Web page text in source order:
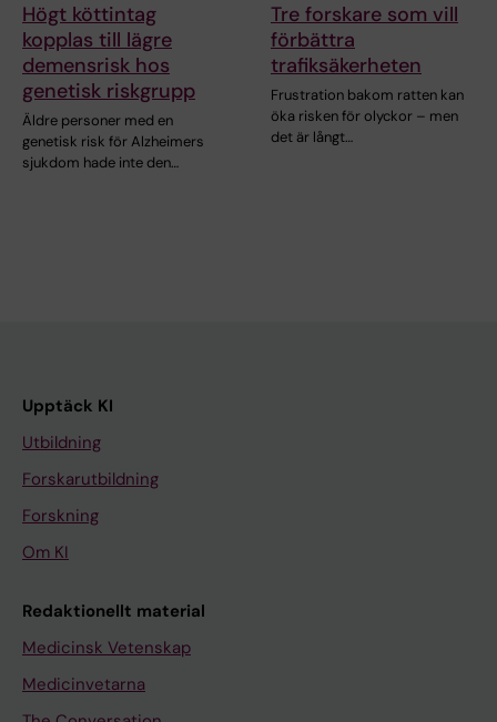
Högt köttintag
kopplas till lägre
demensrisk hos
genetisk riskgrupp
Äldre personer med en
genetisk risk för Alzheimers
sjukdom hade inte den…
Tre forskare som vill
förbättra
trafiksäkerheten
Frustration bakom ratten kan
öka risken för olyckor – men
det är långt…
Upptäck KI
Utbildning
Forskarutbildning
Forskning
Om KI
Redaktionellt material
Medicinsk Vetenskap
Medicinvetarna